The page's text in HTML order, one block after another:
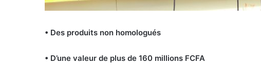
• Des produits non homologués
• D’une valeur de plus de 160 millions FCFA